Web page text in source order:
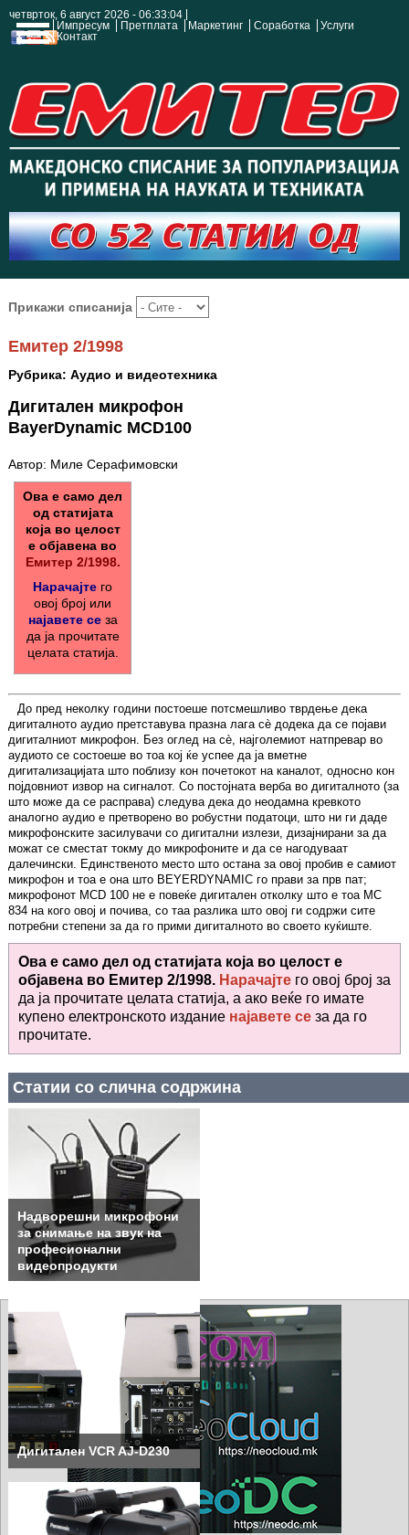
четврток, 6 август 2026 - 06:33:04
Импресум
Претплата Маркетинг Соработка
Услуги
Контакт
Прикажи списанија
Емитер 2/1998
Рубрика: Аудио и видеотехника
Дигитален микрофон
BayerDynamic MCD100
Автор: Миле Серафимовски
Ова е само дел
од статијата
која во целост
е објавена во
Емитер 2/1998.
Нарачајте го
овој број или
најавете сеза
да ја прочитате
целата статија.
До пред неколку години постоеше потсмешливо тврдење дека
дигиталното аудио претставува празна лага сè додека да се појави
дигиталниот микрофон. Без оглед на сè, најголемиот натпревар во
аудиото се состоеше во тоа кој ќе успее да ја вметне
дигитализацијата што поблизу кон почетокот на каналот, односно кон
појдовниот извор на сигналот. Со постојната верба во дигиталното (за
што може да се расправа) следува дека до неодамна кревкото
аналогно аудио е претворено во робустни податоци, што ни ги даде
микрофонските засилувачи со дигитални излези, дизајнирани за да
можат се сместат токму до микрофоните и да се нагодуваат
далечински. Единственото место што остана за овој пробив е самиот
микрофон и тоа е она што BEYERDYNAMIC го прави за прв пат;
микрофонот MCD 100 не е повеќе дигитален отколку што е тоа MC
834 на кого овој и почива, со таа разлика што овој ги содржи сите
потребни степени за да го прими дигиталното во своето куќиште.
Ова е само дел од статијата која во целост е
објавена во Емитер 2/1998. Нарачајте го овој број за
да ја прочитате целата статија, а ако веќе го имате
купено електронското издание најавете се за да го
прочитате.
Статии со слична содржина
Надворешни микрофони
за снимање на звук на
професионални
видеопродукти
Дигитален VCR AJ-D230